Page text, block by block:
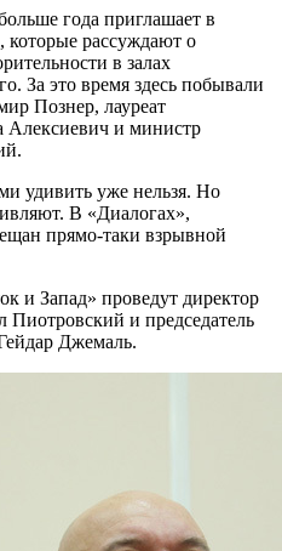
года приглашает в
которые рассуждают о
в залах
За это время здесь побывали
Познер, лауреат
Алексиевич и министр
удивить уже нельзя. Но
В «Диалогах»,
прямо-таки взрывной
и Запад» проведут директор
и председатель
Джемаль.